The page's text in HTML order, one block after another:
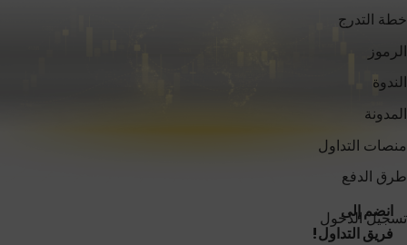
خطة التدرج
الرموز
الندوة
المدونة
منصات التداول
طرق الدفع
تسجيل الدخول
انضم إلى
فريق التداول!